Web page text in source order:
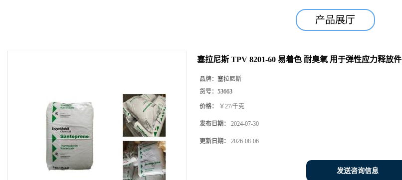
产品展厅
塞拉尼斯 TPV 8201-60 易着色 耐臭氧 用于弹性应力释放件
品牌： 塞拉尼斯
货号： 53663
价格： ￥27/千克
发布日期： 2024-07-30
更新日期： 2026-08-06
发送咨询信息